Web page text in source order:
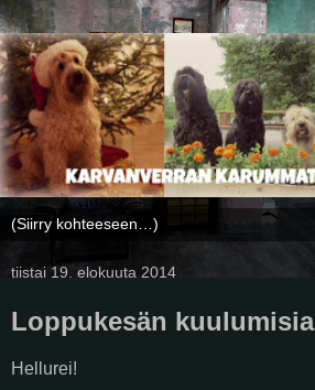
tiistai 19. elokuuta 2014
Loppukesän kuulumisia
Hellurei!